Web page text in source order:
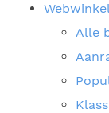
Alle